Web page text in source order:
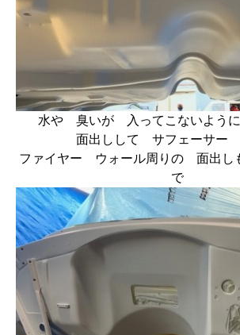
水や 臭いが 入ってこないよう
面出しして サフェーサー
ファイヤー ウォール周りの 面出し
で